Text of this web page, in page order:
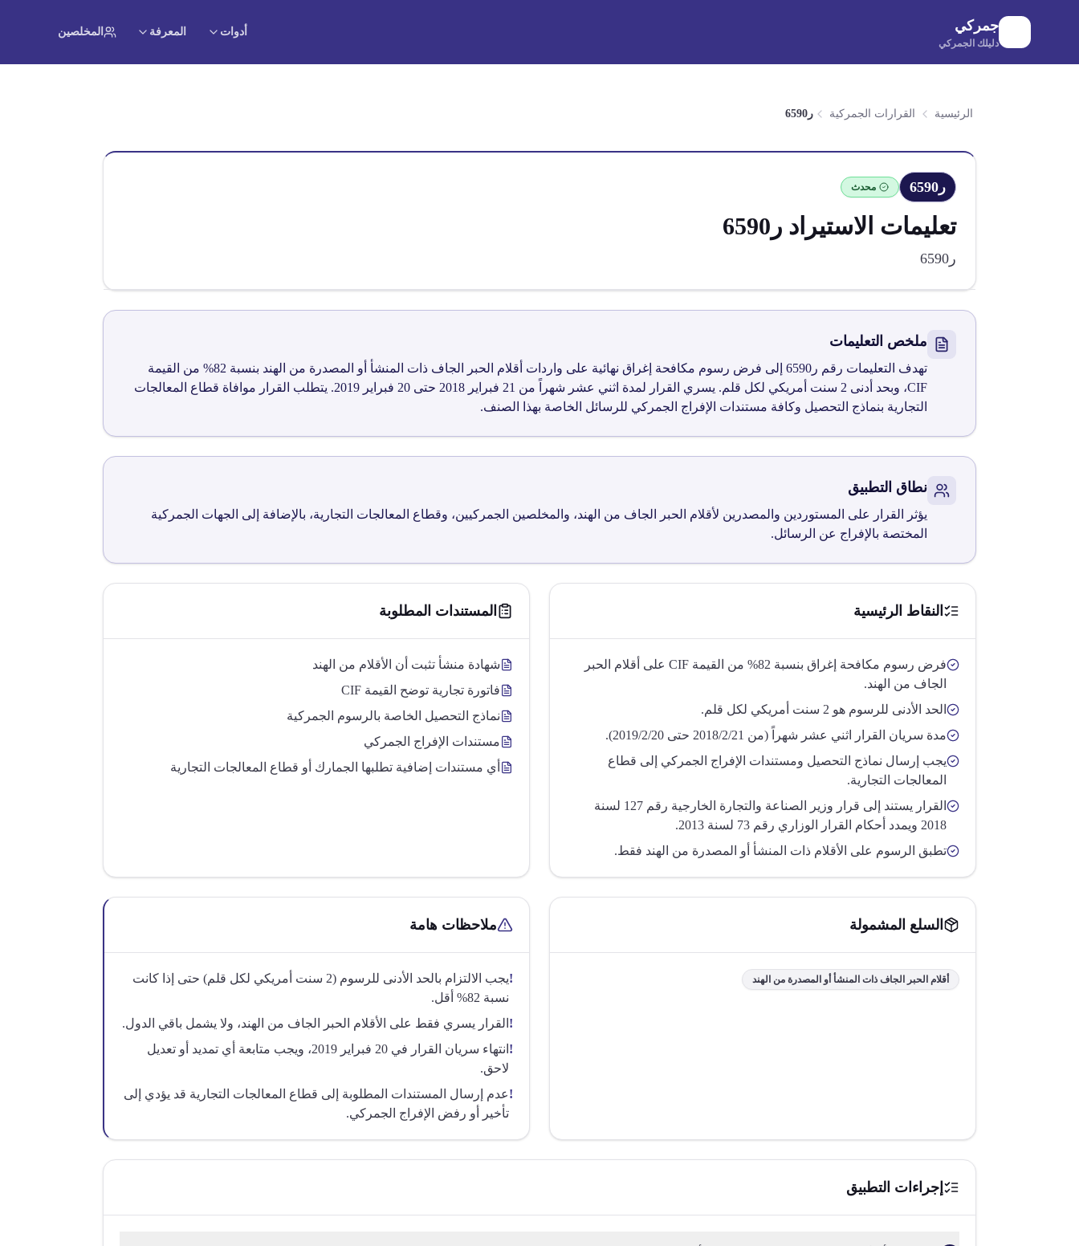
جمركي
دليلك الجمركي
أدوات المعرفة المخلصين
الرئيسية القرارات الجمركية ر6590
ر6590 محدث
تعليمات الاستيراد ر6590
ر6590
ملخص التعليمات
تهدف التعليمات رقم ر6590 إلى فرض رسوم مكافحة إغراق نهائية على واردات أقلام الحبر الجاف ذات المنشأ أو المصدرة من الهند بنسبة 82% من القيمة
CIF، وبحد أدنى 2 سنت أمريكي لكل قلم. يسري القرار لمدة اثني عشر شهراً من 21 فبراير 2018 حتى 20 فبراير 2019. يتطلب القرار موافاة قطاع المعالجات
التجارية بنماذج التحصيل وكافة مستندات الإفراج الجمركي للرسائل الخاصة بهذا الصنف.
نطاق التطبيق
يؤثر القرار على المستوردين والمصدرين لأقلام الحبر الجاف من الهند، والمخلصين الجمركيين، وقطاع المعالجات التجارية، بالإضافة إلى الجهات الجمركية
المختصة بالإفراج عن الرسائل.
النقاط الرئيسية
فرض رسوم مكافحة إغراق بنسبة 82% من القيمة CIF على أقلام الحبر
الجاف من الهند.
الحد الأدنى للرسوم هو 2 سنت أمريكي لكل قلم.
مدة سريان القرار اثني عشر شهراً (من 2018/2/21 حتى 2019/2/20).
يجب إرسال نماذج التحصيل ومستندات الإفراج الجمركي إلى قطاع
المعالجات التجارية.
القرار يستند إلى قرار وزير الصناعة والتجارة الخارجية رقم 127 لسنة
2018 ويمدد أحكام القرار الوزاري رقم 73 لسنة 2013.
تطبق الرسوم على الأقلام ذات المنشأ أو المصدرة من الهند فقط.
المستندات المطلوبة
شهادة منشأ تثبت أن الأقلام من الهند
فاتورة تجارية توضح القيمة CIF
نماذج التحصيل الخاصة بالرسوم الجمركية
مستندات الإفراج الجمركي
أي مستندات إضافية تطلبها الجمارك أو قطاع المعالجات التجارية
السلع المشمولة
أقلام الحبر الجاف ذات المنشأ أو المصدرة من الهند
ملاحظات هامة
!
يجب الالتزام بالحد الأدنى للرسوم (2 سنت أمريكي لكل قلم) حتى إذا كانت
نسبة 82% أقل.
! القرار يسري فقط على الأقلام الحبر الجاف من الهند، ولا يشمل باقي الدول.
!
انتهاء سريان القرار في 20 فبراير 2019، ويجب متابعة أي تمديد أو تعديل
لاحق.
!عدم إرسال المستندات المطلوبة إلى قطاع المعالجات التجارية قد يؤدي إلى
تأخير أو رفض الإفراج الجمركي.
إجراءات التطبيق